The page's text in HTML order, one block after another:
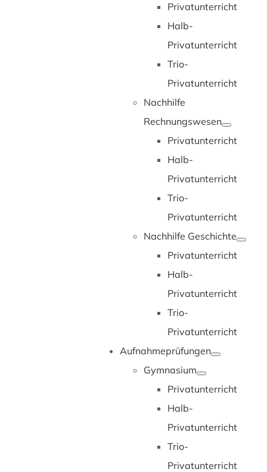
Privatunterricht
Halb-
Privatunterricht
Trio-
Privatunterricht
Nachhilfe
Rechnungswesen
Privatunterricht
Halb-
Privatunterricht
Trio-
Privatunterricht
Nachhilfe Geschichte
Privatunterricht
Halb-
Privatunterricht
Trio-
Privatunterricht
Aufnahmeprüfungen
Gymnasium
Privatunterricht
Halb-
Privatunterricht
Trio-
Privatunterricht